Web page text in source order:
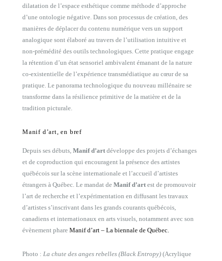
dilatation de l’espace esthétique comme méthode d’approche
d’une ontologie négative. Dans son processus de création, des
manières de déplacer du contenu numérique vers un support
analogique sont élaboré au travers de l’utilisation intuitive et
non-prémédité des outils technologiques. Cette pratique engage
la rétention d’un état sensoriel ambivalent émanant de la nature
co-existentielle de l’expérience transmédiatique au cœur de sa
pratique. Le panorama technologique du nouveau millénaire se
transforme dans la résilience primitive de la matière et de la
tradition picturale.
Manif d’art, en bref
Depuis ses débuts, Manif d’art développe des projets d’échanges
et de coproduction qui encouragent la présence des artistes
québécois sur la scène internationale et l’accueil d’artistes
étrangers à Québec. Le mandat de Manif d’art est de promouvoir
l’art de recherche et l’expérimentation en diffusant les travaux
d’artistes s’inscrivant dans les grands courants québécois,
canadiens et internationaux en arts visuels, notamment avec son
évènement phare Manif d’art – La biennale de Québec.
Photo : La chute des anges rebelles (Black Entropy) (Acrylique